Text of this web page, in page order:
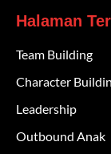
Halaman
Team Building
Character
Leadership
Outbound Anak